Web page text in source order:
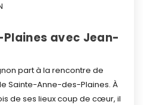
avec Jean-
part à la rencontre de
Sainte-Anne-des-Plaines. À
de ses lieux coup de cœur, il